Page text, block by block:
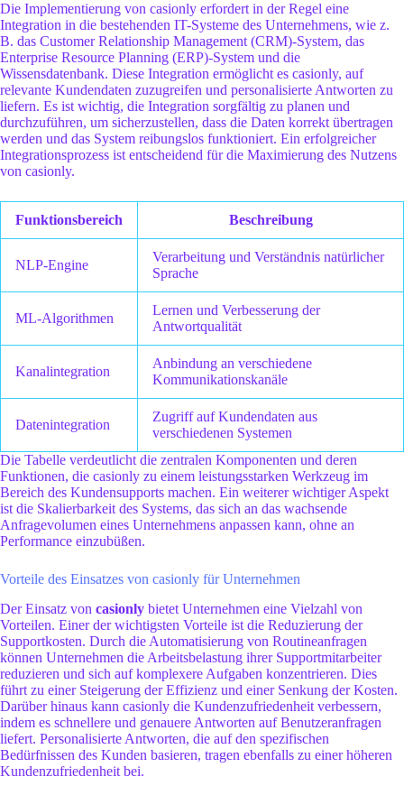
Die Implementierung von casionly erfordert in der Regel eine
Integration in die bestehenden IT-Systeme des Unternehmens, wie z.
B. das Customer Relationship Management (CRM)-System, das
Enterprise Resource Planning (ERP)-System und die
Wissensdatenbank. Diese Integration ermöglicht es casionly, auf
relevante Kundendaten zuzugreifen und personalisierte Antworten zu
liefern. Es ist wichtig, die Integration sorgfältig zu planen und
durchzuführen, um sicherzustellen, dass die Daten korrekt übertragen
werden und das System reibungslos funktioniert. Ein erfolgreicher
Integrationsprozess ist entscheidend für die Maximierung des Nutzens
von casionly.
Funktionsbereich Beschreibung
NLP-Engine
Verarbeitung und Verständnis natürlicher
Sprache
ML-Algorithmen
Lernen und Verbesserung der
Antwortqualität
Kanalintegration
Anbindung an verschiedene
Kommunikationskanäle
Datenintegration
Zugriff auf Kundendaten aus
verschiedenen Systemen
Die Tabelle verdeutlicht die zentralen Komponenten und deren
Funktionen, die casionly zu einem leistungsstarken Werkzeug im
Bereich des Kundensupports machen. Ein weiterer wichtiger Aspekt
ist die Skalierbarkeit des Systems, das sich an das wachsende
Anfragevolumen eines Unternehmens anpassen kann, ohne an
Performance einzubüßen.
Vorteile des Einsatzes von casionly für Unternehmen
Der Einsatz von casionly bietet Unternehmen eine Vielzahl von
Vorteilen. Einer der wichtigsten Vorteile ist die Reduzierung der
Supportkosten. Durch die Automatisierung von Routineanfragen
können Unternehmen die Arbeitsbelastung ihrer Supportmitarbeiter
reduzieren und sich auf komplexere Aufgaben konzentrieren. Dies
führt zu einer Steigerung der Effizienz und einer Senkung der Kosten.
Darüber hinaus kann casionly die Kundenzufriedenheit verbessern,
indem es schnellere und genauere Antworten auf Benutzeranfragen
liefert. Personalisierte Antworten, die auf den spezifischen
Bedürfnissen des Kunden basieren, tragen ebenfalls zu einer höheren
Kundenzufriedenheit bei.